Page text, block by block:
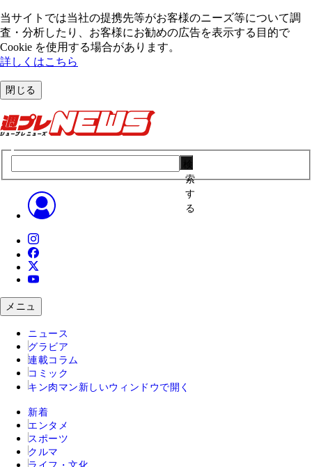
当サイトでは当社の提携先等がお客様のニーズ等について調
査・分析したり、お客様にお勧めの広告を表⽰する⽬的で
Cookie を使⽤する場合があります。
詳しくはこちら
閉じる
索
す
る
メニュ
ニュース
グラビア
連載コラム
コミック
キン肉マン 新しいウィンドウで開く
新着
エンタメ
スポーツ
クルマ